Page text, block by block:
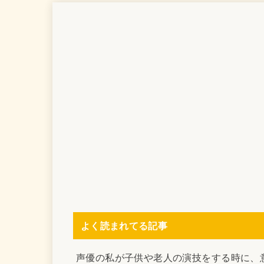
よく読まれてる記事
声優の私が子供や老人の演技をする時に、